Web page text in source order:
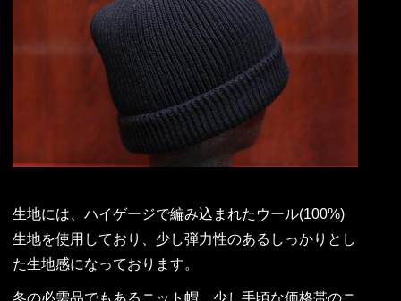
生地には、ハイゲージで編み込まれたウール(100%)
生地を使用しており、少し弾力性のあるしっかりとし
た生地感になっております。
冬の必需品でもあるニット帽、少し手頃な価格帯のニ